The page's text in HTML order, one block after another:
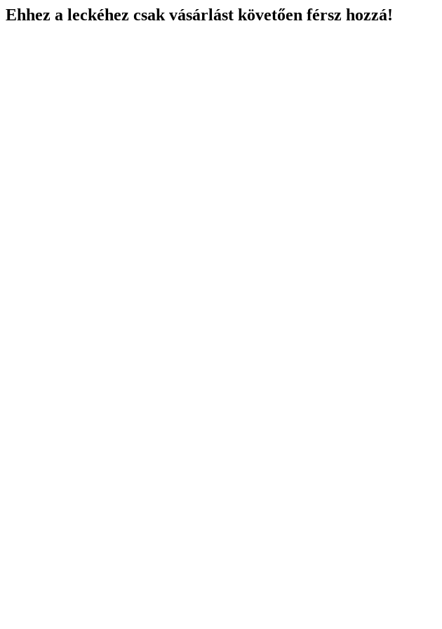
Ehhez a leckéhez csak vásárlást követően férsz hozzá!